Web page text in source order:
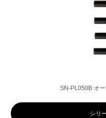
SN-PL050B オ
シリ